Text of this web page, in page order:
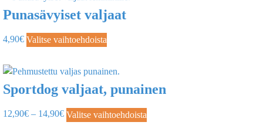
Punasävyiset valjaat
4,90€ Valitse vaihtoehdoista
Sportdog valjaat, punainen
12,90€ – 14,90€ Valitse vaihtoehdoista